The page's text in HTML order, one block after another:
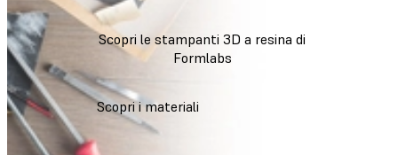
Scopri le stampanti 3D a resina di
Formlabs
Scopri i materiali